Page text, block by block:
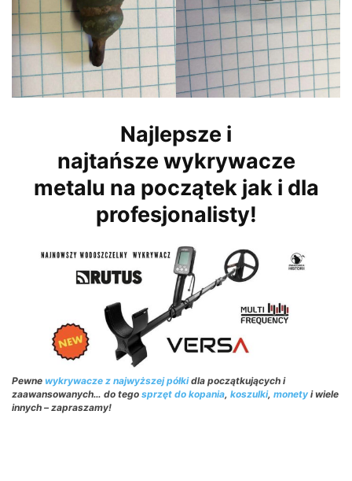
Najlepsze i
najtańsze wykrywacze
metalu na początek jak i dla
profesjonalisty!
Pewne wykrywacze z najwyższej półkidla początkujących i
zaawansowanych… do tego sprzęt do kopania, koszulki, monety i wiele
innych – zapraszamy!